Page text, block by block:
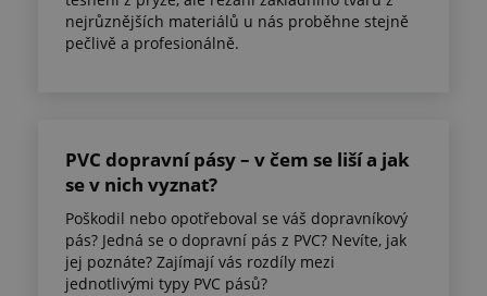
nejrůznějších materiálů u nás proběhne stejně
pečlivě a profesionálně.
PVC dopravní pásy – v čem se liší a jak
se v nich vyznat?
Poškodil nebo opotřeboval se váš dopravníkový
pás? Jedná se o dopravní pás z PVC? Nevíte, jak
jej poznáte? Zajímají vás rozdíly mezi
jednotlivými typy PVC pásů?